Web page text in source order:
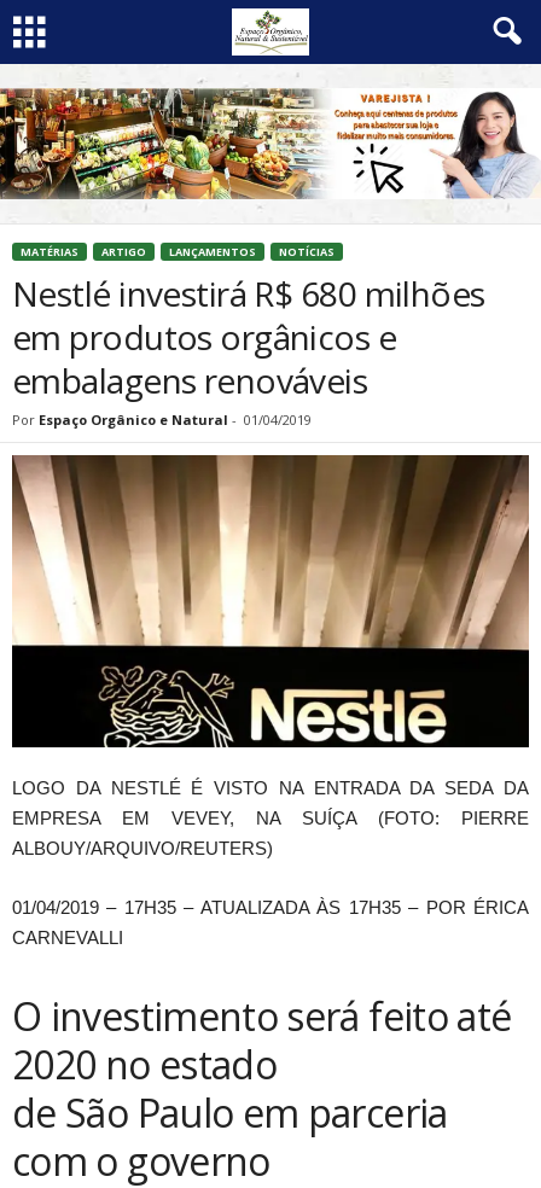
MATÉRIAS ARTIGO LANÇAMENTOS NOTÍCIAS
Nestlé investirá R$ 680 milhões
em produtos orgânicos e
embalagens renováveis
Por Espaço Orgânico e Natural - 01/04/2019
LOGO DA NESTLÉ É VISTO NA ENTRADA DA SEDA DA
EMPRESA EM VEVEY, NA SUÍÇA (FOTO: PIERRE
ALBOUY/ARQUIVO/REUTERS)
01/04/2019 – 17H35 – ATUALIZADA ÀS 17H35 – POR ÉRICA
CARNEVALLI
O investimento será feito até
2020 no estado
de São Paulo em parceria
com o governo